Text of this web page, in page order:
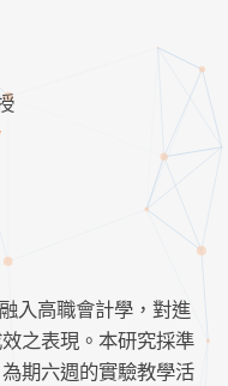
入高職會計學，對進
之表現。本研究採準
期六週的實驗教學活